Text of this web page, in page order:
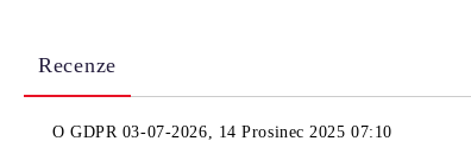
Recenze
OGDPR 03-07-2026, 14 Prosinec 2025 07:10